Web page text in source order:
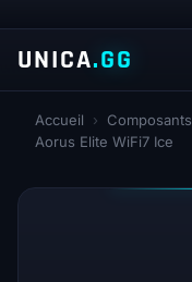
UNICA.GG
Accueil › Composants
Aorus Elite WiFi7 Ice